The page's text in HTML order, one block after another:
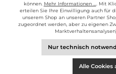
können. Mehr Informationen ...
. Mit
erteilen Sie Ihre Einwilligung auch für
unserem Shop an unseren Partner
zugeordnet werden, aber zu eigenen
Nur technisch
Alle Cookies